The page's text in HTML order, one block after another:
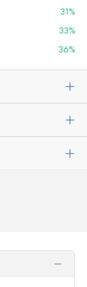
31%
33%
36%